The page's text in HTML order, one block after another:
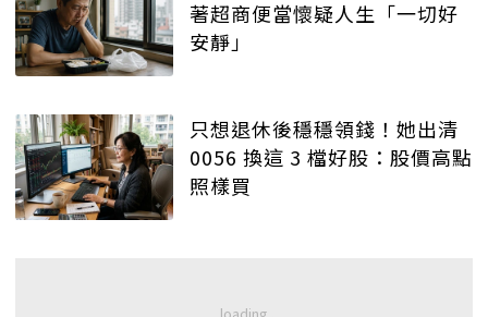
著超商便當懷疑人生「一切好
安靜」
只想退休後穩穩領錢！她出清
0056 換這 3 檔好股：股價高點
照樣買